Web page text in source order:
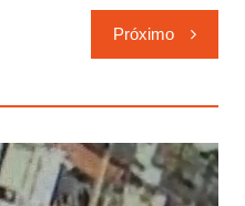
Próximo